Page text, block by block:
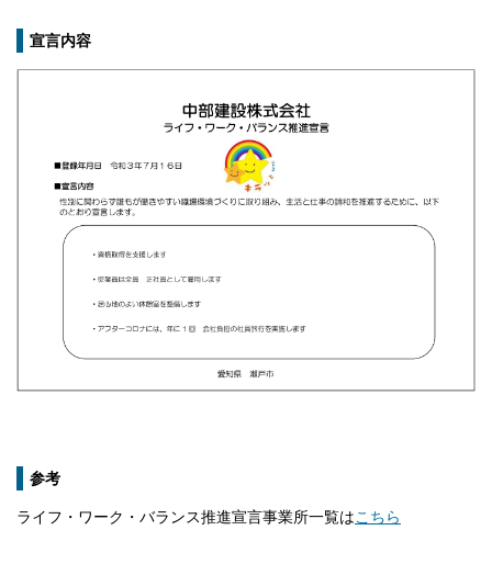
宣言内容
参考
ライフ・ワーク・バランス推進宣言事業所一覧はこちら